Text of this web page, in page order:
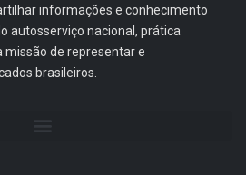
informações e conhecimento
autosserviço nacional, prática
de representar e
brasileiros.